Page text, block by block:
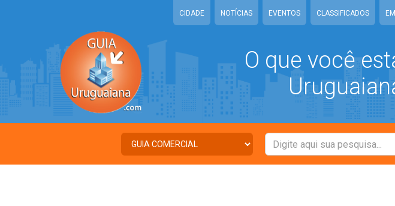
CIDADE NOTÍCIAS EVENTOS CLASSIFICADOS
O que você